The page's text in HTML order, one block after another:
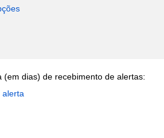
(em dias) de recebimento de alertas: